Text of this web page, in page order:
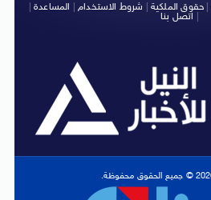
حقوق الملكية شروط الاستخدام| المساعدة|
اتصل بنا